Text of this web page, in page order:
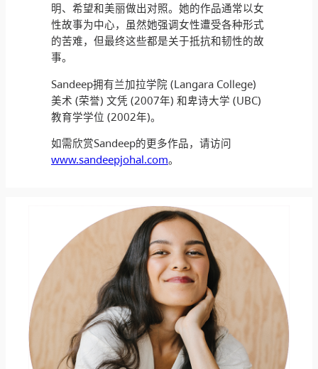
明、希望和美丽做出对照。她的作品通常以女
性故事为中心，虽然她强调女性遭受各种形式
的苦难，但最终这些都是关于抵抗和韧性的故
事。
Sandeep拥有兰加拉学院 (Langara College)
美术 (荣誉) 文凭 (2007年) 和卑诗大学 (UBC)
教育学学位 (2002年)。
如需欣赏Sandeep的更多作品，请访问
www.sandeepjohal.com。